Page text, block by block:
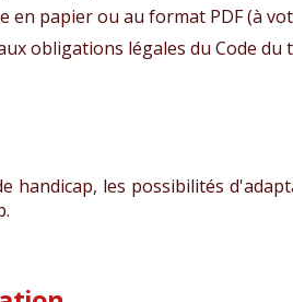
en papier ou au format PDF (à
obligations légales du Code du
handicap, les possibilités